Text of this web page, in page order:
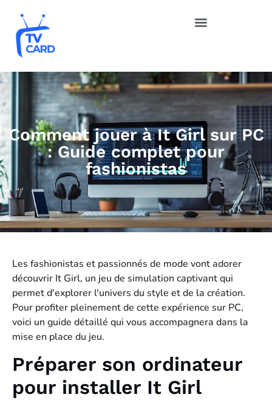
Comment jouer à It Girl sur PC
: Guide complet pour
fashionistas
Les fashionistas et passionnés de mode vont adorer
découvrir It Girl, un jeu de simulation captivant qui
permet d'explorer l'univers du style et de la création.
Pour profiter pleinement de cette expérience sur PC,
voici un guide détaillé qui vous accompagnera dans la
mise en place du jeu.
Préparer son ordinateur
pour installer It Girl